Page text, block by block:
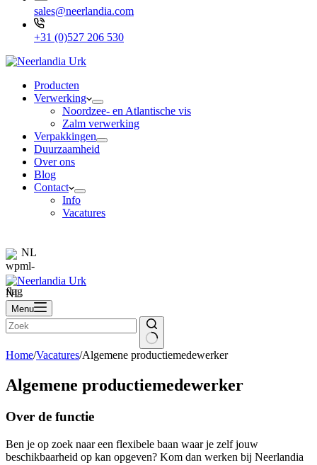
sales@neerlandia.com
+31 (0)527 206 530
Producten
Verwerking
Noordzee- en Atlantische vis
Zalm verwerking
Verpakkingen
Duurzaamheid
Over ons
Blog
Contact
Info
Vacatures
NL
NL
Menu
Home/Vacatures/Algemene productiemedewerker
Algemene productiemedewerker
Over de functie
Ben je op zoek naar een flexibele baan waar je zelf jouw
beschikbaarheid op kan opgeven? Kom dan werken bij Neerlandia